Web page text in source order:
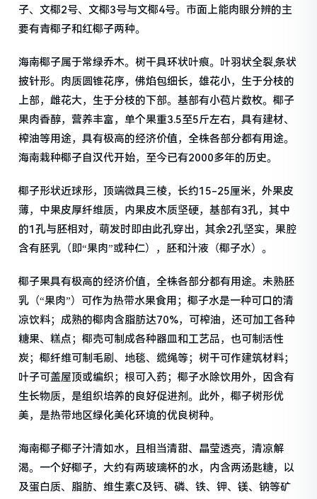
子、文椰2号、文椰3号与文椰4号。市面上能肉眼分辨的主
要有青椰子和红椰子两种。
海南椰子属于常绿乔木。树干具环状叶痕。叶羽状全裂,条状
披针形。肉质圆锥花序，佛焰包细长，雄花小，生于分枝的
上部，雌花大，生于分枝的下部。基部有小苞片数枚。椰子
果肉香醇，营养丰富，单个果重3.5至5斤左右，具有建材、
榨油等用途，具有极高的经济价值，全株各部分都有用途。
海南栽种椰子自汉代开始，至今已有2000多年的历史。
椰子形状近球形，顶端微具三棱，长约15-25厘米，外果皮
薄，中果皮厚纤维质，内果皮木质坚硬，基部有3孔，其中
的1孔与胚相对，萌发时即由此孔穿出，其余2孔坚实，果腔
含有胚乳（即“果肉”或种仁），胚和汁液（椰子水）。
椰子果具有极高的经济价值，全株各部分都有用途。未熟胚
乳（“果肉”）可作为热带水果食用；椰子水是一种可口的清
凉饮料；成熟的椰肉含脂肪达70%，可榨油，还可加工各种
糖果、糕点；椰壳可制成各种器皿和工艺品，也可制活性
炭；椰纤维可制毛刷、地毯、缆绳等；树干可作建筑材料；
叶子可盖屋顶或编织；根可入药；椰子水除饮用外，因含有
生长物质，是组织培养的良好促进剂。此外，椰子树形优
美，是热带地区绿化美化环境的优良树种。
海南椰子椰子汁清如水，且相当清甜、晶莹透亮，清凉解
渴。一个好椰子，大约有两玻璃杯的水，内含两汤匙糖，以
及蛋白质、脂肪、维生素C及钙、磷、铁、钾、镁、钠等矿